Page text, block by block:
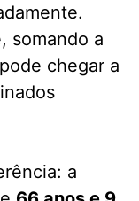
somando a
chegar a
a